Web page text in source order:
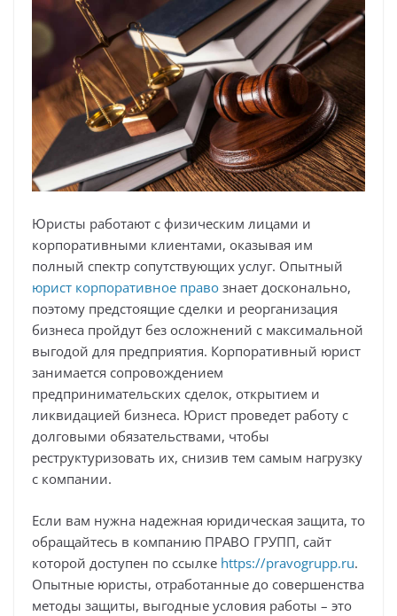
Юристы работают с физическим лицами и
корпоративными клиентами, оказывая им
полный спектр сопутствующих услуг. Опытный
юрист корпоративное право знает досконально,
поэтому предстоящие сделки и реорганизация
бизнеса пройдут без осложнений с максимальной
выгодой для предприятия. Корпоративный юрист
занимается сопровождением
предпринимательских сделок, открытием и
ликвидацией бизнеса. Юрист проведет работу с
долговыми обязательствами, чтобы
реструктуризовать их, снизив тем самым нагрузку
с компании.
Если вам нужна надежная юридическая защита, то
обращайтесь в компанию ПРАВО ГРУПП, сайт
которой доступен по ссылке https://pravogrupp.ru.
Опытные юристы, отработанные до совершенства
методы защиты, выгодные условия работы – это